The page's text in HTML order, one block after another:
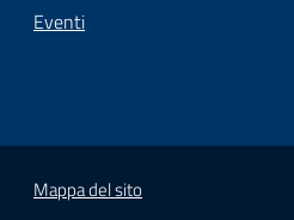
Eventi
Mappa del sito